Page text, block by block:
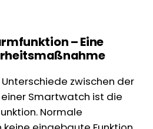
– Eine
zwischen der
Smartwatch ist die
Normale